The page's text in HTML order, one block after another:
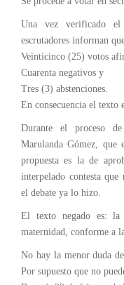
Una vez verificado el
escrutadores informan
Veinticinco (25) votos
Cuarenta negativos y
Tres (3) abstenciones.
En consecuencia el texto
Durante el proceso
Marulanda Gómez, que
propuesta es la de
interpelado contesta que
el debate ya lo hizo.
El texto negado es:
maternidad, conforme a
No hay la menor duda
Por supuesto que no